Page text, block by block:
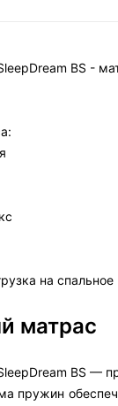
BS -
на спальное
матрас
BS —
пружин